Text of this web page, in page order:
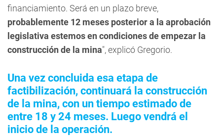
financiamiento. Será en un plazo breve,
probablemente 12 meses posterior a la aprobación
legislativa estemos en condiciones de empezar la
construcción de la mina", explicó Gregorio.
Una vez concluida esa etapa de
factibilización, continuará la construcción
de la mina, con un tiempo estimado de
entre 18 y 24 meses. Luego vendrá el
inicio de la operación.